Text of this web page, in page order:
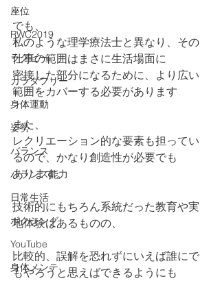
座位
RWC2019
ラグビー
カラダフリー
身体運動
姿勢
バランス
バランス能力
日常生活
ボクシング
YouTube
身体メンテ
でも、
私のような理学療法士と異なり、その
仕事の範囲はまさに生活場面に
密接した部分になるために、より広い
範囲をカバーする必要があります
また、
レクリエーション的な要素も担ってい
るので、かなり創造性が必要でも
あります。
技術的にもちろん系統だった教育や実
地体験はあるものの、
比較的、誤解を恐れずにいえば誰にで
もやろうと思えばできるようにも